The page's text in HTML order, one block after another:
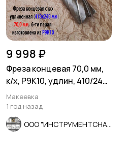
9 998 ₽
Фреза концевая 70,0 мм,
к/х, Р9К10, удлин, 410/240
мм, Z6, КМ5, СССР.
Макеевка
1 год назад